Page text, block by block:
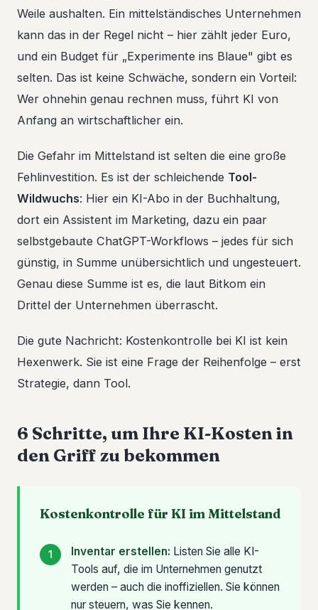
Weile aushalten. Ein mittelständisches Unternehmen
kann das in der Regel nicht – hier zählt jeder Euro,
und ein Budget für „Experimente ins Blaue" gibt es
selten. Das ist keine Schwäche, sondern ein Vorteil:
Wer ohnehin genau rechnen muss, führt KI von
Anfang an wirtschaftlicher ein.
Die Gefahr im Mittelstand ist selten die eine große
Fehlinvestition. Es ist der schleichende Tool-
Wildwuchs: Hier ein KI-Abo in der Buchhaltung,
dort ein Assistent im Marketing, dazu ein paar
selbstgebaute ChatGPT-Workflows – jedes für sich
günstig, in Summe unübersichtlich und ungesteuert.
Genau diese Summe ist es, die laut Bitkom ein
Drittel der Unternehmen überrascht.
Die gute Nachricht: Kostenkontrolle bei KI ist kein
Hexenwerk. Sie ist eine Frage der Reihenfolge – erst
Strategie, dann Tool.
6 Schritte, um Ihre KI-Kosten in
den Griff zu bekommen
Kostenkontrolle für KI im Mittelstand
Inventar erstellen: Listen Sie alle KI-
Tools auf, die im Unternehmen genutzt
werden – auch die inoffiziellen. Sie können
nur steuern, was Sie kennen.